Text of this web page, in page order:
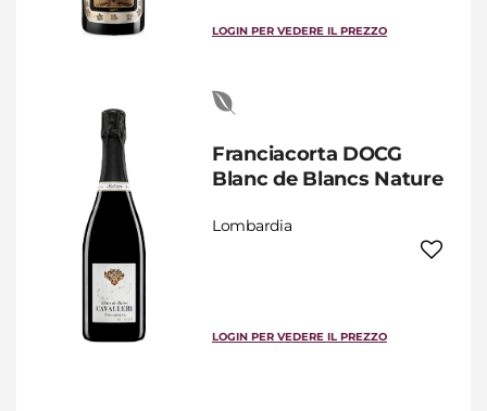
LOGIN PER VEDERE IL PREZZO
Franciacorta DOCG
Blanc de Blancs Nature
Lombardia
LOGIN PER VEDERE IL PREZZO